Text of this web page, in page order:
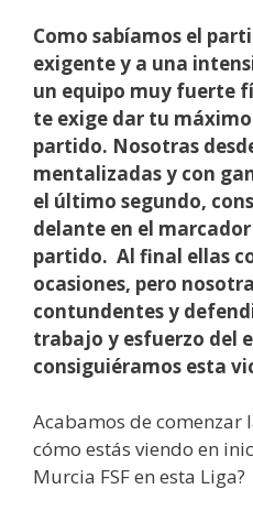
Como sabíamos el
exigente y a una
un equipo muy fuerte
te exige dar tu
partido. Nosotras
mentalizadas y con
el último segundo,
delante en el
partido. Al final ellas
ocasiones, pero
contundentes y
trabajo y esfuerzo del
consiguiéramos esta
Acabamos de comenzar
cómo estás viendo en
Murcia FSF en esta Liga?